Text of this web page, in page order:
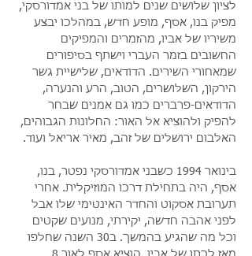
לציון שלושים שנים למותו של בני אמדורסקי,
מפיק בנו, אסף, מופע חדש, במהלכו יבצע
משיריו של אביו, מהזמרים והמפיקים
החשובים בזמר העברי וישתף בסיפורים
שמאחורי השירים. הדודאים, שלישיית גשר
הירקון, השלושרים, הטוב, הרע והנערה,
הדודאים-פרברים כמו גם אמנים שבחר
להפיק ולהוציא אל האור: החלונות הגבוהים,
האלבום ירושלים של זהב, מאיר אריאל ועוד.
בינואר 1994 כשבני אמדורסקי נפטר, בנו,
אסף, היה בתחילת דרכו המוזיקלית. אחרי
תערובת אסקוט והחדר האינטימי שלו אבל
לפני אהבה חדשה, יקירתי, מנועים שקטים
וכל מה שהגיע בהמשך. ב30 השנה שחלפו